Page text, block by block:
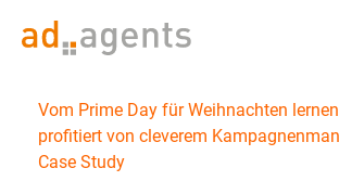
Vom Prime Day für Weihnachten
profitiert von cleverem
Case Study